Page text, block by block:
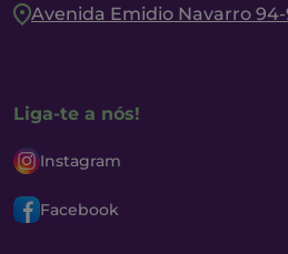
Avenida Emidio Navarro 94-
Liga-te a nós!
Instagram
Facebook